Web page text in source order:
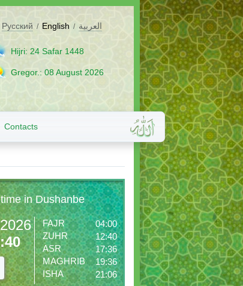
Русский / English / العربية
Hijri: 24 Safar 1448
Gregor.: 08 August 2026
Contacts
in Dushanbe
FAJR
04:00
ZUHR
12:40
ASR
17:36
MAGHRIB
19:36
ISHA
21:06